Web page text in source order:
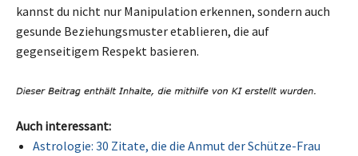
kannst du nicht nur Manipulation erkennen, sondern auch
gesunde Beziehungsmuster etablieren, die auf
gegenseitigem Respekt basieren.
Auch interessant:
Astrologie: 30 Zitate, die die Anmut der Schütze-Frau